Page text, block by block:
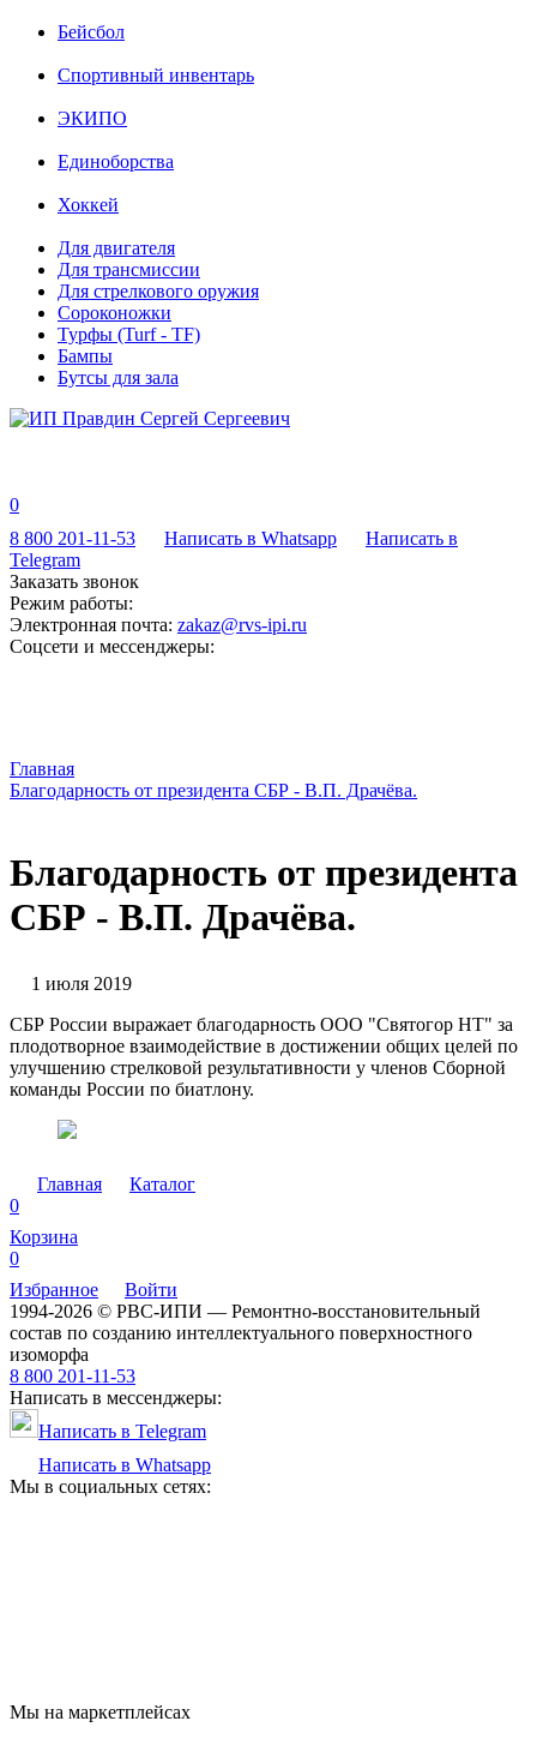
Бейсбол
Спортивный инвентарь
ЭКИПО
Единоборства
Хоккей
Для двигателя
Для трансмиссии
Для стрелкового оружия
Сороконожки
Турфы (Turf - TF)
Бампы
Бутсы для зала
0
8 800 201-11-53
Написать в Whatsapp
Написать в
Telegram
Заказать звонок
Режим работы:
Электронная почта: zakaz@rvs-ipi.ru
Соцсети и мессенджеры:
Главная
Благодарность от президента СБР - В.П. Драчёва.
Благодарность от президента
СБР - В.П. Драчёва.
1 июля 2019
СБР России выражает благодарность ООО "Святогор НТ" за
плодотворное взаимодействие в достижении общих целей по
улучшению стрелковой результативности у членов Сборной
команды России по биатлону.
Главная
Каталог
0
Корзина
0
Избранное
Войти
1994-2026 © РВС-ИПИ — Ремонтно-восстановительный
состав по созданию интеллектуального поверхностного
изоморфа
8 800 201-11-53
Написать в мессенджеры:
Написать в Telegram
Написать в Whatsapp
Мы в социальных сетях:
Мы на маркетплейсах